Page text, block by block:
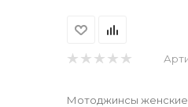
Мотоджинсы